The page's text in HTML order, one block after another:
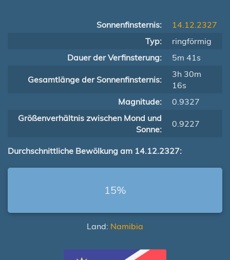
Sonnenfinsternis:
14.12.2327
Typ:
ringförmig
Dauer der Verfinsterung:
5m 41s
Gesamtlänge der Sonnenfinsternis:
3h 30m
16s
Magnitude:
0.9327
Größenverhältnis zwischen Mond und
Sonne:
0.9227
Durchschnittliche Bewölkung am 14.12.2327:
15%
Land: Namibia